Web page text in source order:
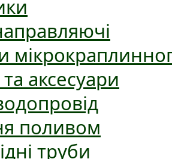
аксесуари
поливом
труби